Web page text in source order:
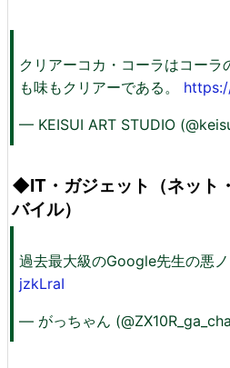
クリアーコカ・コーラはコー
も味もクリアーである。
— KEISUI ART STUDIO
◆IT・ガジェット（ネット
バイル）
過去最大級のGoogle先生の悪ノ
jzkLraI
— がっちゃん